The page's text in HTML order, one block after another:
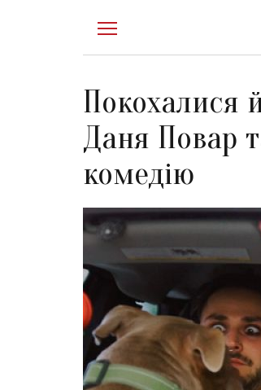
Покохалися
Даня Повар
комедію